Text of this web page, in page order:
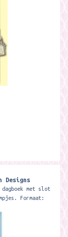
Designs
met slot
Formaat: